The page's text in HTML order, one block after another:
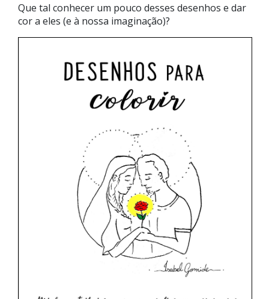
Que tal conhecer um pouco desses desenhos e dar
cor a eles (e à nossa imaginação)?